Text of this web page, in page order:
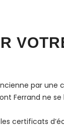
par
Ferrand ne se
certificats